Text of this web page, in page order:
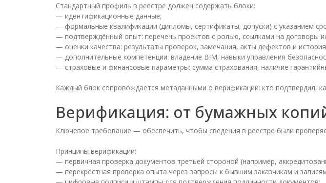
Стандартный профиль в реестре должен содержать блоки:
— идентификационные данные;
— формальные квалификации (дипломы, сертификаты, допуски) с указанием
— подтверждённый опыт: перечень проектов с ролью, ссылками на договоры
— оценки качества: результаты проверок, замечания, акты дефектов и
— дополнительные компетенции: владение BIM, навыки управления
— страховые и финансовые параметры: сумма страхования, наличие
Каждый блок сопровождается метаданными о верификации: кто подтвердил,
Верификация: от бумажных
Ключевое требование — обеспечить, чтобы сведения в реестре были
Принципы верификации:
— первичная проверка документов третьей стороной (например,
— перекрёстная проверка опыта через запросы к бывшим заказчикам и